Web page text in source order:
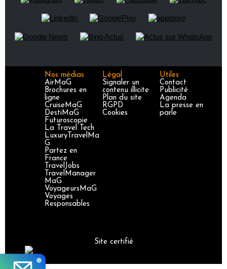
Nos médias
AirMaG
Brochures en
ligne
CruiseMaG
DestiMaG
Futuroscopie
La Travel Tech
LuxuryTravelMa
G
Partez en
France
TravelJobs
TravelManager
MaG
VoyageursMaG
Voyages
Responsables
Légal
Signaler un
contenu illicite
Plan du site
RGPD
Cookies
Utiles
Contact
Publicité
Agenda
La presse en
parle
Site certifié